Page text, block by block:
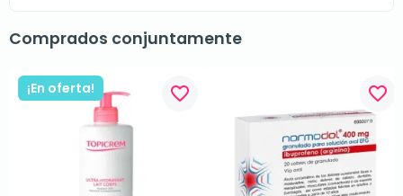
Comprados conjuntamente
¡En oferta! favorite_border favorite_border